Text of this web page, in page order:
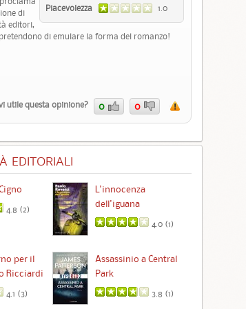
Piacevolezza
1.0
di
editori,
di emulare la forma del romanzo!
utile questa opinione? 0 0
EDITORIALI
4.8 (2)
L'innocenza
dell'iguana
4.0 (1)
per il
Ricciardi
4.1 (3)
Assassinio a Central
Park
3.8 (1)